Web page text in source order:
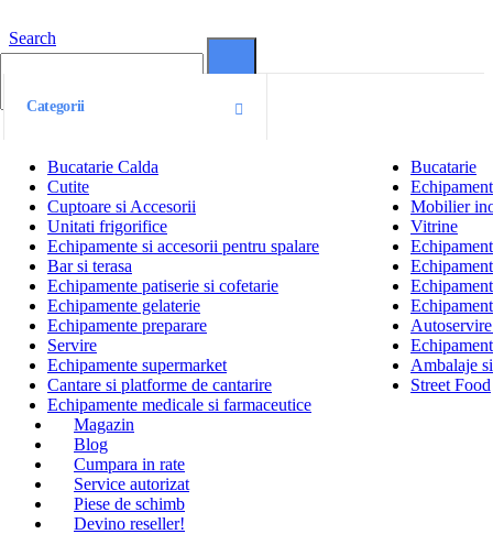
Search
Categorii
Bucatarie Calda
Bucatarie
Cutite
Cuptoare si Accesorii
Mobilier
Unitati frigorifice
Vitrine
Echipamente si accesorii pentru spalare
Bar si terasa
Echipamente patiserie si cofetarie
Echipamente gelaterie
Echipamente preparare
Servire
Echipamente supermarket
Ambalaje
Cantare si platforme de cantarire
Street Food
Echipamente medicale si farmaceutice
Magazin
Blog
Cumpara in rate
Service autorizat
Piese de schimb
Devino reseller!